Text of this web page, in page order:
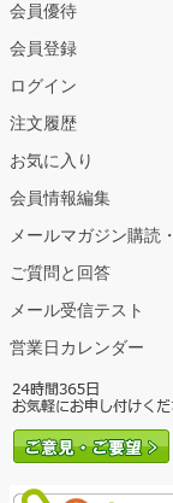
会員優待
会員登録
ログイン
注文履歴
お気に入り
会員情報編集
メールマガジン購読
ご質問と回答
メール受信テスト
営業日カレンダー